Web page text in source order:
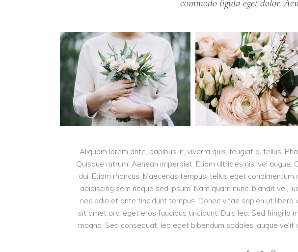
commodo ligula eget dolor.
Aliquam lorem ante, dapibus in, viverra quis, feugiat a, tellus.
Quisque rutrum. Aenean imperdiet. Etiam ultricies nisi vel augue.
dui. Etiam rhoncus. Maecenas tempus, tellus eget
adipiscing sem neque sed ipsum. Nam quam nunc, blandit vel,
nec odio et ante tincidunt tempus. Donec vitae sapien ut libero
sit amet orci eget eros faucibus tincidunt. Duis leo. Sed fringilla
magna. Sed consequat, leo eget bibendum sodales, augue velit